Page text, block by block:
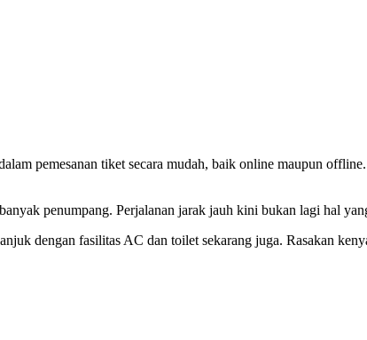
pemesanan tiket secara mudah, baik online maupun
penumpang. Perjalanan jarak jauh kini bukan lagi hal
dengan fasilitas AC dan toilet sekarang juga. Rasakan